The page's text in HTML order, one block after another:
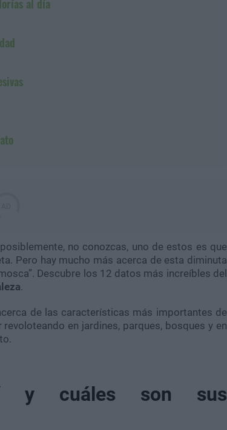
al día
no conozcas, uno de estos es que
Pero hay mucho más acerca de esta diminuta
Descubre los 12 datos más increíbles del
.
de las características más importantes de
en jardines, parques, bosques y en
y cuáles son sus